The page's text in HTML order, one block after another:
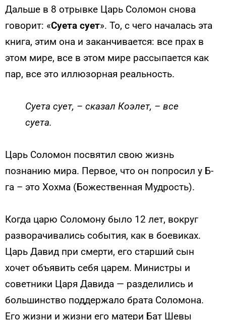
Дальше в 8 отрывке Царь Соломон снова
говорит: «Суета сует». То, с чего началась эта
книга, этим она и заканчивается: все прах в
этом мире, все в этом мире рассыпается как
пар, все это иллюзорная реальность.
Суета сует, – сказал Коэлет, – все
суета.
Царь Соломон посвятил свою жизнь
познанию мира. Первое, что он попросил у Б-
га – это Хохма (Божественная Мудрость).
Когда царю Соломону было 12 лет, вокруг
разворачивались события, как в боевиках.
Царь Давид при смерти, его старший сын
хочет объявить себя царем. Министры и
советники Царя Давида — разделились и
большинство поддержало брата Соломона.
Его жизни и жизни его матери Бат Шевы